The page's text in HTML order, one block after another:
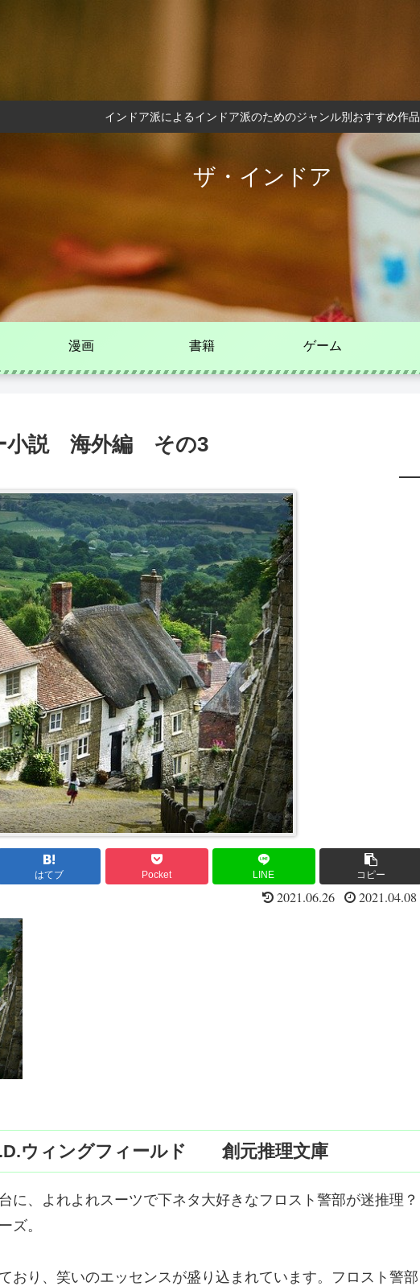
インドア派によるインドア派のためのジャンル別おすすめ作品
ザ・インドア
漫画 書籍 ゲーム
小説 海外編 その3
はてブ Pocket LINE コピー
2021.06.26 2021.04.08
ウィングフィールド 創元推理文庫
に、よれよれスーツで下ネタ大好きなフロスト警部が迷推理？
ズ。
おり、笑いのエッセンスが盛り込まれています。フロスト警部